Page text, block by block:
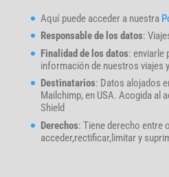
Aquí puede acceder a nuestra
Responsable de los datos:
Finalidad de los datos: enviarle
información de nuestros viajes
Destinatarios: Datos alojados
Mailchimp, en USA. Acogida al
Shield
Derechos: Tiene derecho entre
acceder,rectificar,limitar y